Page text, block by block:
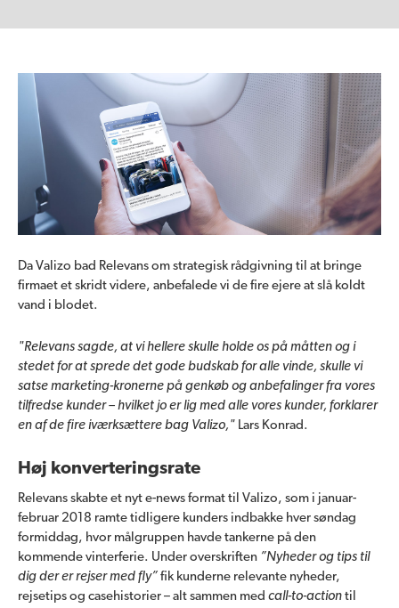
Da Valizo bad Relevans om strategisk rådgivning til at bringe
firmaet et skridt videre, anbefalede vi de fire ejere at slå koldt
vand i blodet.
"Relevans sagde, at vi hellere skulle holde os på måtten og i
stedet for at sprede det gode budskab for alle vinde, skulle vi
satse marketing-kronerne på genkøb og anbefalinger fra vores
tilfredse kunder – hvilket jo er lig med alle vores kunder, forklarer
en af de fire iværksættere bag Valizo," Lars Konrad.
Høj konverteringsrate
Relevans skabte et nyt e-news format til Valizo, som i januar-
februar 2018 ramte tidligere kunders indbakke hver søndag
formiddag, hvor målgruppen havde tankerne på den
kommende vinterferie. Under overskriften ”Nyheder og tips til
dig der er rejser med fly” fik kunderne relevante nyheder,
rejsetips og casehistorier – alt sammen med call-to-action til